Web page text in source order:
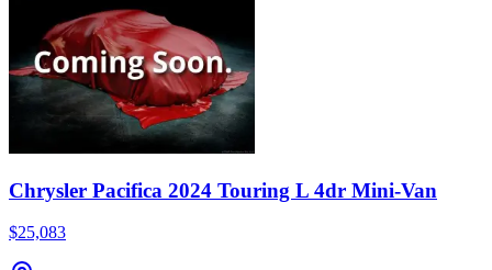
Chrysler Pacifica 2024 Touring L 4dr Mini-Van
$25,083